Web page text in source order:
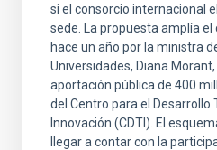
si el consorcio internacional
sede. La propuesta amplía
hace un año por la ministra
Universidades, Diana
aportación pública de 400
del Centro para el Desarrollo
Innovación (CDTI). El
llegar a contar con la